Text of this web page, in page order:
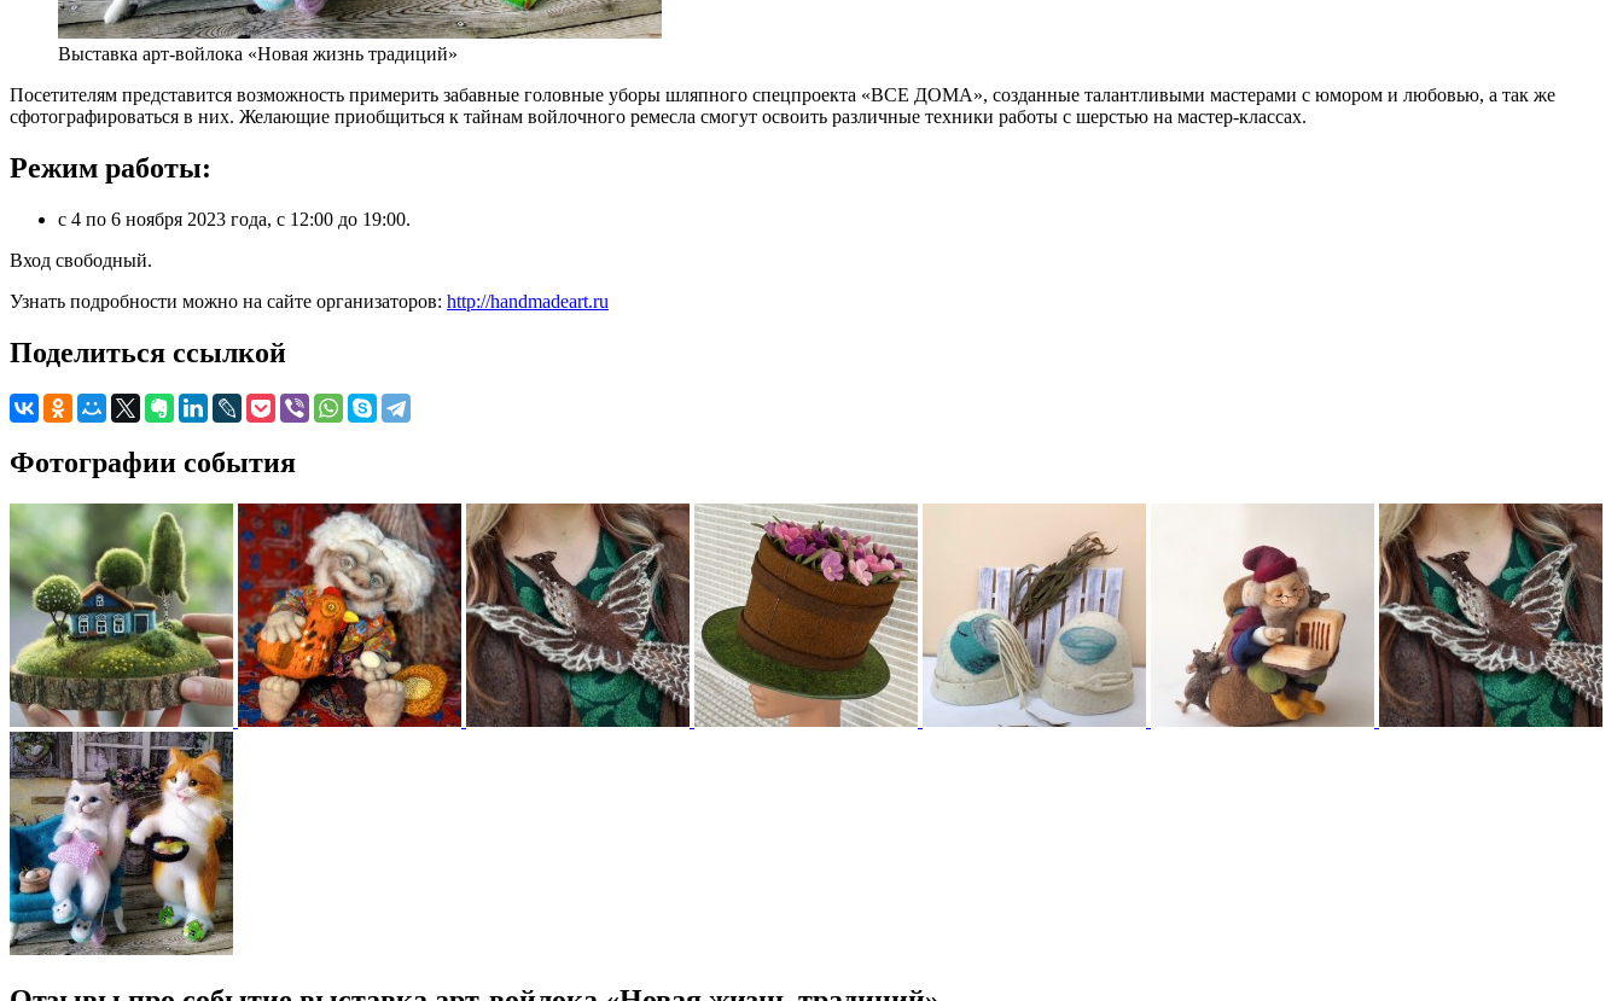
Выставка арт-войлока «Новая жизнь традиций»
Посетителям представится возможность примерить забавные головные уборы шляпного спецпроекта «ВСЕ ДОМА», созданные талантливыми мастерами с юмором и любовью, а так же
сфотографироваться в них. Желающие приобщиться к тайнам войлочного ремесла смогут освоить различные техники работы с шерстью на мастер-классах.
Режим работы:
с 4 по 6 ноября 2023 года, с 12:00 до 19:00.
Вход свободный.
Узнать подробности можно на сайте организаторов: http://handmadeart.ru
Поделиться ссылкой
Фотографии события